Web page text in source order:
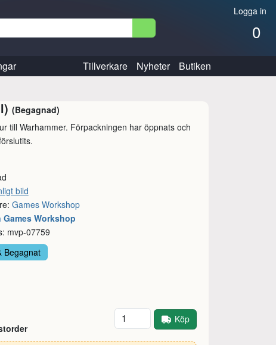
Logga in
0
Tillverkare Nyheter Butiken
(Begagnad)
till Warhammer. Förpackningen har öppnats och
bild
Games Workshop
Games Workshop
mvp-07759
Begagnat
Antal Köp